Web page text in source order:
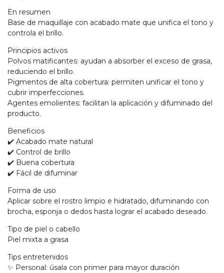
En resumen
Base de maquillaje con acabado mate que unifica el tono y
controla el brillo.
Principios activos
Polvos matificantes: ayudan a absorber el exceso de grasa,
reduciendo el brillo.
Pigmentos de alta cobertura: permiten unificar el tono y
cubrir imperfecciones.
Agentes emolientes: facilitan la aplicación y difuminado del
producto.
Beneficios
✔️ Acabado mate natural
✔️ Control de brillo
✔️ Buena cobertura
✔️ Fácil de difuminar
Forma de uso
Aplicar sobre el rostro limpio e hidratado, difuminando con
brocha, esponja o dedos hasta lograr el acabado deseado.
Tipo de piel o cabello
Piel mixta a grasa
Tips entretenidos
✨ Personal: úsala con primer para mayor duración